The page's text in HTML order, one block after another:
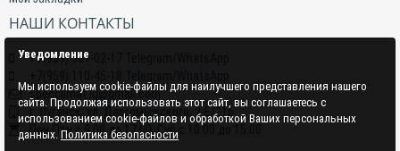
НАШИ КОНТАКТЫ
+7(959) 509-02-17 Telegram/WhatsApp
specclimat.lg@gmail.com
г. Луганск, ул. Даргомыжского, 2-Е/216
Пон-Птн с 9:00 до 17:00; Суб с 10:00 до 15:00
Уведомление
Мы используем cookie-файлы для наилучшего представления нашего
сайта. Продолжая использовать этот сайт, вы соглашаетесь с
использованием cookie-файлов и обработкой Ваших персональных
данных. Политика безопасности